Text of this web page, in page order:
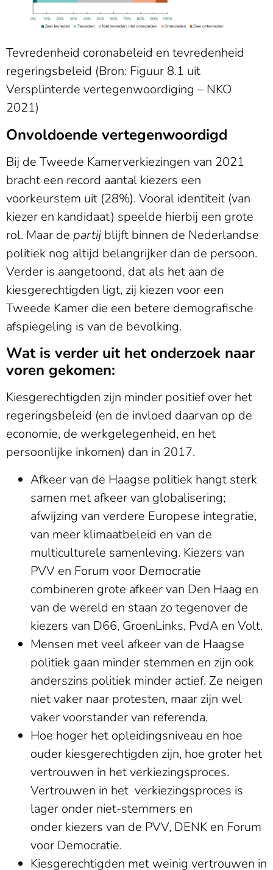
Tevredenheid coronabeleid en tevredenheid
regeringsbeleid (Bron: Figuur 8.1 uit
Versplinterde vertegenwoordiging – NKO
2021)
Onvoldoende vertegenwoordigd
Bij de Tweede Kamerverkiezingen van 2021
bracht een record aantal kiezers een
voorkeurstem uit (28%). Vooral identiteit (van
kiezer en kandidaat) speelde hierbij een grote
rol. Maar de partij blijft binnen de Nederlandse
politiek nog altijd belangrijker dan de persoon.
Verder is aangetoond, dat als het aan de
kiesgerechtigden ligt, zij kiezen voor een
Tweede Kamer die een betere demografische
afspiegeling is van de bevolking.
Wat is verder uit het onderzoek naar
voren gekomen:
Kiesgerechtigden zijn minder positief over het
regeringsbeleid (en de invloed daarvan op de
economie, de werkgelegenheid, en het
persoonlijke inkomen) dan in 2017.
Afkeer van de Haagse politiek hangt sterk
samen met afkeer van globalisering;
afwijzing van verdere Europese integratie,
van meer klimaatbeleid en van de
multiculturele samenleving. Kiezers van
PVV en Forum voor Democratie
combineren grote afkeer van Den Haag en
van de wereld en staan zo tegenover de
kiezers van D66, GroenLinks, PvdA en Volt.
Mensen met veel afkeer van de Haagse
politiek gaan minder stemmen en zijn ook
anderszins politiek minder actief. Ze neigen
niet vaker naar protesten, maar zijn wel
vaker voorstander van referenda.
Hoe hoger het opleidingsniveau en hoe
ouder kiesgerechtigden zijn, hoe groter het
vertrouwen in het verkiezingsproces.
Vertrouwen in het verkiezingsproces is
lager onder niet-stemmers en
onder kiezers van de PVV, DENK en Forum
voor Democratie.
Kiesgerechtigden met weinig vertrouwen in